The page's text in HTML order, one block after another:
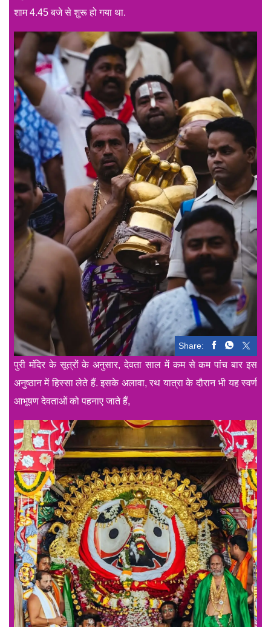
शाम 4.45 बजे से शुरू हो गया था.
Share:
पुरी मंदिर के सूत्रों के अनुसार, देवता साल में कम से कम पांच बार इस
अनुष्ठान में हिस्सा लेते हैं. इसके अलावा, रथ यात्रा के दौरान भी यह स्वर्ण
आभूषण देवताओं को पहनाए जाते हैं,